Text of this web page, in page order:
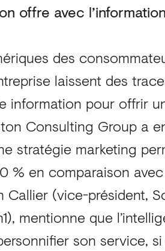
offre avec
des
laissent des
information pour offrir
Consulting Group a
stratégie marketing
% en comparaison
Callier (vice-président,
mentionne que
son service,